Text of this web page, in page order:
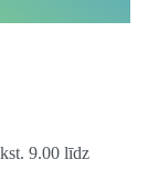
9.00 līdz